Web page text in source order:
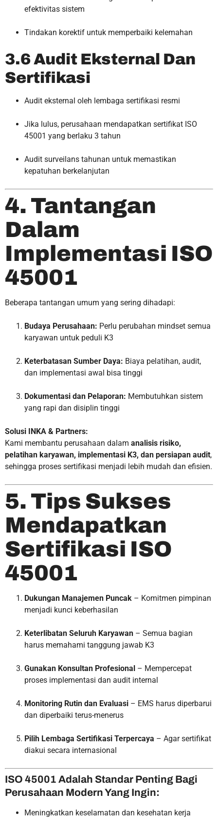
efektivitas sistem
Tindakan korektif untuk memperbaiki kelemahan
3.6 Audit Eksternal Dan
Sertifikasi
Audit eksternal oleh lembaga sertifikasi resmi
Jika lulus, perusahaan mendapatkan sertifikat ISO
45001 yang berlaku 3 tahun
Audit surveilans tahunan untuk memastikan
kepatuhan berkelanjutan
4. Tantangan
Dalam
Implementasi ISO
45001
Beberapa tantangan umum yang sering dihadapi:
Budaya Perusahaan: Perlu perubahan mindset semua
karyawan untuk peduli K3
Keterbatasan Sumber Daya: Biaya pelatihan, audit,
dan implementasi awal bisa tinggi
Dokumentasi dan Pelaporan: Membutuhkan sistem
yang rapi dan disiplin tinggi
Solusi INKA & Partners:
Kami membantu perusahaan dalam analisis risiko,
pelatihan karyawan, implementasi K3, dan persiapan audit,
sehingga proses sertifikasi menjadi lebih mudah dan efisien.
5. Tips Sukses
Mendapatkan
Sertifikasi ISO
45001
Dukungan Manajemen Puncak – Komitmen pimpinan
menjadi kunci keberhasilan
Keterlibatan Seluruh Karyawan – Semua bagian
harus memahami tanggung jawab K3
Gunakan Konsultan Profesional – Mempercepat
proses implementasi dan audit internal
Monitoring Rutin dan Evaluasi – EMS harus diperbarui
dan diperbaiki terus-menerus
Pilih Lembaga Sertifikasi Terpercaya – Agar sertifikat
diakui secara internasional
ISO 45001 Adalah Standar Penting Bagi
Perusahaan Modern Yang Ingin:
Meningkatkan keselamatan dan kesehatan kerja